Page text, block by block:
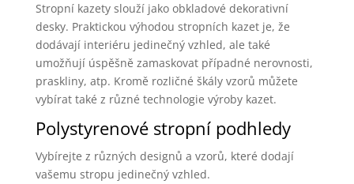
Stropní kazety slouží jako obkladové dekorativní
desky. Praktickou výhodou stropních kazet je, že
dodávají interiéru jedinečný vzhled, ale také
umožňují úspěšně zamaskovat případné nerovnosti,
praskliny, atp. Kromě rozličné škály vzorů můžete
vybírat také z různé technologie výroby kazet.
Polystyrenové stropní podhledy
Vybírejte z různých designů a vzorů, které dodají
vašemu stropu jedinečný vzhled.